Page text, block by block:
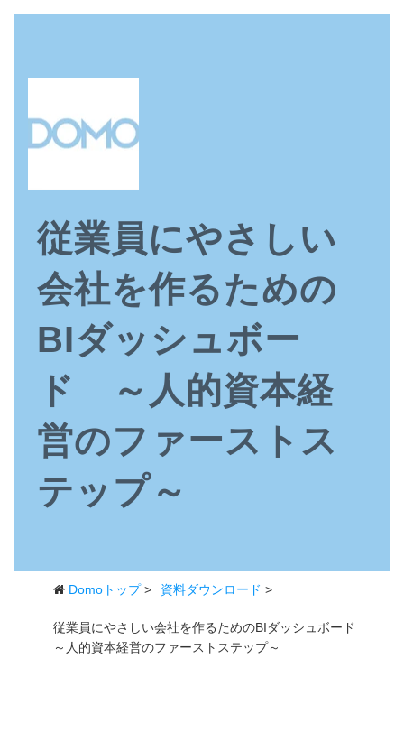
従業員にやさしい
会社を作るための
BIダッシュボー
ド ～人的資本経
営のファーストス
テップ～
Domoトップ> 資料ダウンロード >
従業員にやさしい会社を作るためのBIダッシュボード
～人的資本経営のファーストステップ～